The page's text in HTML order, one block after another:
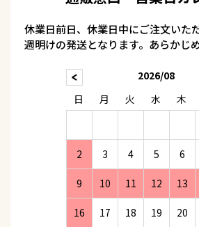
休業日前日、休業日中にご注文いた
週明けの発送となります。あらかじ
2026/08
日
月 火 水 木
2 3 4 5 6
9 10 11 12 13
16 17 18 19 20